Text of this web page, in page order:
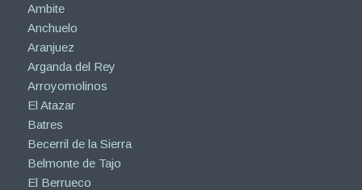
Ambite
Anchuelo
Aranjuez
Arganda del Rey
Arroyomolinos
El Atazar
Batres
Becerril de la Sierra
Belmonte de Tajo
El Berrueco